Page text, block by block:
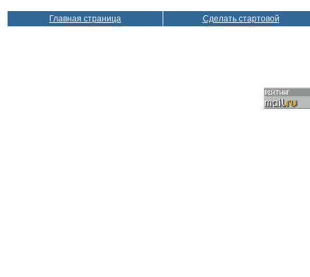
Главная страница Сделать стартовой